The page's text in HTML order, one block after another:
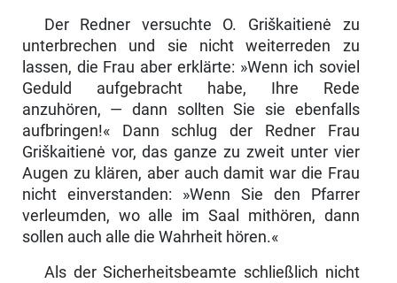
Der Redner versuchte O. Griškaitienė zu
unterbrechen und sie nicht weiter­reden zu
lassen, die Frau aber erklärte: »Wenn ich soviel
Geduld aufgebracht habe, Ihre Rede
anzuhören, — dann sollten Sie sie ebenfalls
aufbringen!« Dann schlug der Redner Frau
Griškaitienė vor, das ganze zu zweit unter vier
Augen zu klären, aber auch damit war die Frau
nicht einverstanden: »Wenn Sie den Pfarrer
verleumden, wo alle im Saal mithören, dann
sollen auch alle die Wahrheit hören.«
Als der Sicherheitsbeamte schließlich nicht